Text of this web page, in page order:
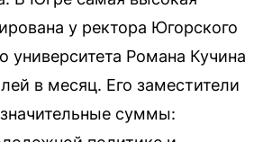
у ректора Югорского
университета Романа Кучина
в месяц. Его заместители
суммы: